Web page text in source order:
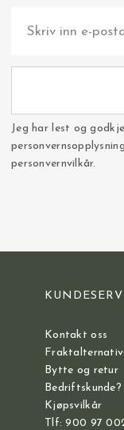
Jeg har lest og
personvernvilkår.
Kontakt oss
Bytte og retur
Bedriftskunde?
Kjøpsvilkår
Tlf: 900 97